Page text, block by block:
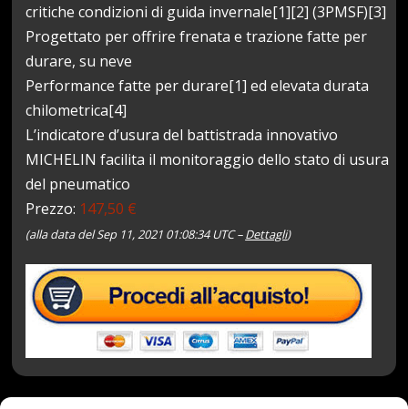
critiche condizioni di guida invernale[1][2] (3PMSF)[3]
Progettato per offrire frenata e trazione fatte per
durare, su neve
Performance fatte per durare[1] ed elevata durata
chilometrica[4]
L’indicatore d’usura del battistrada innovativo
MICHELIN facilita il monitoraggio dello stato di usura
del pneumatico
Prezzo: 147,50 €
(alla data del Sep 11, 2021 01:08:34 UTC –Dettagli)